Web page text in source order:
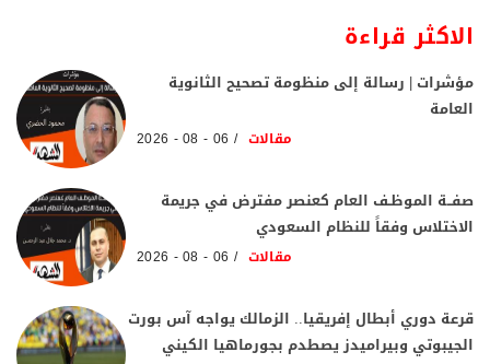
الاكثر قراءة
مؤشرات | رسالة إلى منظومة تصحيح الثانوية
العامة
مقالات 06 - 08 - 2026
صفــة الموظـف العام كعنصر مفترض في جريمة
الاختلاس وفقاً للنظام السعودي
مقالات 06 - 08 - 2026
قرعة دوري أبطال إفريقيا.. الزمالك يواجه آس بورت
الجيبوتي وبيراميدز يصطدم بجورماهيا الكيني